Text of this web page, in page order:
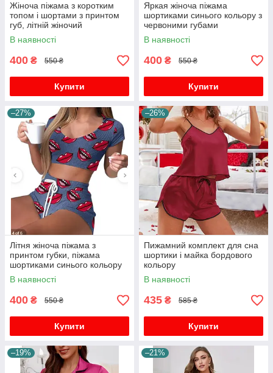
Жіноча піжама з коротким
топом і шортами з принтом
губ, літній жіночий
сексуальний піжамний
костюм
В наявності
400 ₴ 550 ₴
Купити
Яркая жіноча піжама
шортиками синього кольору з
червоними губами
В наявності
400 ₴ 550 ₴
Купити
–27%
Літня жіноча піжама з
принтом губки, піжама
шортиками синього кольору
жіноча
В наявності
400 ₴ 550 ₴
Купити
–26%
Пижамний комплект для сна
шортики і майка бордового
кольору
В наявності
435 ₴ 585 ₴
Купити
–19% –21%